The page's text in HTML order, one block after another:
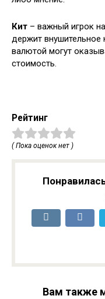
Кит – важный игрок
держит внушительное
валютой могут
стоимость.
Рейтинг
( Пока оценок нет )
Вам также